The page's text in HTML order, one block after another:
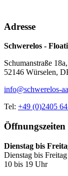
Adresse
Schwerelos -
Schumanstraße 18a,
52146 Würselen,
info@schwerelos-
Tel: +49 (0)2405
Öffnungszeiten
Dienstag bis
Dienstag bis Freitag
10 bis 19 Uhr